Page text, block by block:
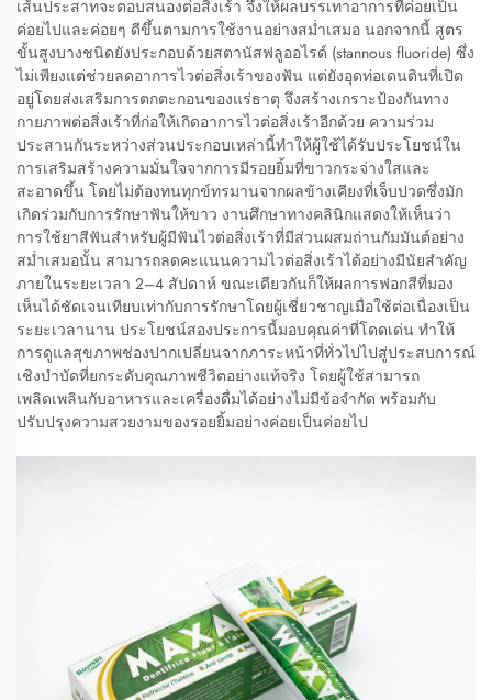
เส้นประสาทจะตอบสนองต่อสิ่งเร้า จึงให้ผลบรรเทาอาการที่ค่อยเป็น
ค่อยไปและค่อยๆ ดีขึ้นตามการใช้งานอย่างสม่ำเสมอ นอกจากนี้ สูตร
ขั้นสูงบางชนิดยังประกอบด้วยสตานัสฟลูออไรด์ (stannous fluoride) ซึ่ง
ไม่เพียงแต่ช่วยลดอาการไวต่อสิ่งเร้าของฟัน แต่ยังอุดท่อเดนตินที่เปิด
อยู่โดยส่งเสริมการตกตะกอนของแร่ธาตุ จึงสร้างเกราะป้องกันทาง
กายภาพต่อสิ่งเร้าที่ก่อให้เกิดอาการไวต่อสิ่งเร้าอีกด้วย ความร่วม
ประสานกันระหว่างส่วนประกอบเหล่านี้ทำให้ผู้ใช้ได้รับประโยชน์ใน
การเสริมสร้างความมั่นใจจากการมีรอยยิ้มที่ขาวกระจ่างใสและ
สะอาดขึ้น โดยไม่ต้องทนทุกข์ทรมานจากผลข้างเคียงที่เจ็บปวดซึ่งมัก
เกิดร่วมกับการรักษาฟันให้ขาว งานศึกษาทางคลินิกแสดงให้เห็นว่า
การใช้ยาสีฟันสำหรับผู้มีฟันไวต่อสิ่งเร้าที่มีส่วนผสมถ่านกัมมันต์อย่าง
สม่ำเสมอนั้น สามารถลดคะแนนความไวต่อสิ่งเร้าได้อย่างมีนัยสำคัญ
ภายในระยะเวลา 2–4 สัปดาห์ ขณะเดียวกันก็ให้ผลการฟอกสีที่มอง
เห็นได้ชัดเจนเทียบเท่ากับการรักษาโดยผู้เชี่ยวชาญเมื่อใช้ต่อเนื่องเป็น
ระยะเวลานาน ประโยชน์สองประการนี้มอบคุณค่าที่โดดเด่น ทำให้
การดูแลสุขภาพช่องปากเปลี่ยนจากภาระหน้าที่ทั่วไปไปสู่ประสบการณ์
เชิงบำบัดที่ยกระดับคุณภาพชีวิตอย่างแท้จริง โดยผู้ใช้สามารถ
เพลิดเพลินกับอาหารและเครื่องดื่มได้อย่างไม่มีข้อจำกัด พร้อมกับ
ปรับปรุงความสวยงามของรอยยิ้มอย่างค่อยเป็นค่อยไป